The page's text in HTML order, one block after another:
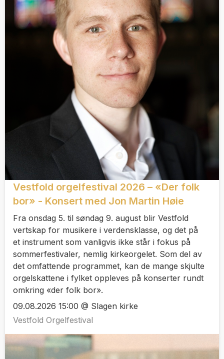
Vestfold orgelfestival 2026 – «Der folk
bor» - Konsert med Jon Martin Høie
Fra onsdag 5. til søndag 9. august blir Vestfold
vertskap for musikere i verdensklasse, og det på
et instrument som vanligvis ikke står i fokus på
sommerfestivaler, nemlig kirkeorgelet. Som del av
det omfattende programmet, kan de mange skjulte
orgelskattene i fylket oppleves på konserter rundt
omkring «der folk bor».
09.08.2026 15:00 @ Slagen kirke
Vestfold Orgelfestival